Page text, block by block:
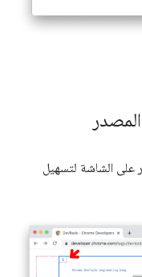
على الشاشة لتسهيل